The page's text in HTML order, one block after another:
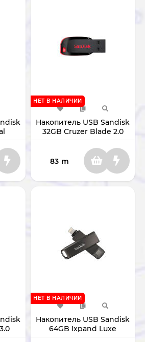
Накопитель USB Sandisk
32GB Cruzer Blade 2.0
НЕТ В НАЛИЧИИ
83 m
Накопитель USB Sandisk
64GB Ixpand Luxe
НЕТ В НАЛИЧИИ